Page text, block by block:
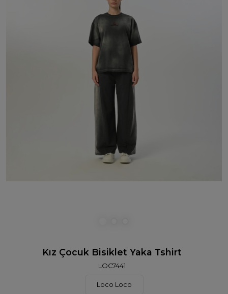
Kız Çocuk Bisiklet Yaka Tshirt
LOC7441
Loco Loco